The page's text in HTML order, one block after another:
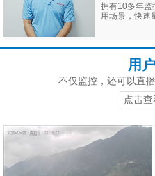
拥有10多年监
用场景，快速
用
不仅监控，还可以直
点击